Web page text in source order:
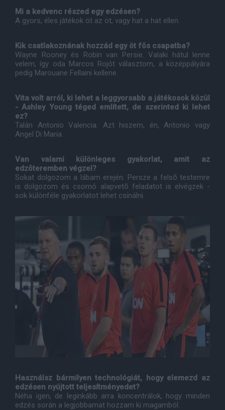
Mi a kedvenc részed egy edzésen?
A gyors, éles játékok öt az öt, vagy hat a hat ellen.
Kik csatlakoznának hozzád egy öt fõs csapatba?
Wayne Rooney és Robin van Persie. Valaki hátul lenne
velem, így oda Marcos Rojót választom, a középpályára
pedig Marouane Fellaini kellene.
Vita volt arról, ki lehet a leggyorsabb a játékosok közül
- Ashley Young téged említett, de szerinted ki lehet
ez?
Talán Antonio Valencia. Azt hiszem, én, Antonio vagy
Angel Di Maria.
Van valami különleges gyakorlat, amit az
edzõteremben végzel?
Sokat dolgozom a lábam erején. Persze a felsõ testemre
is dolgozom és csomó alapvetõ feladatot is elvégzek -
sok különféle gyakorlatot lehet csinálni.
Használsz bármilyen technológiát, hogy elemezd az
edzésen nyújtott teljesítményedet?
Néha igen, de leginkább arra koncentrálok, hogy minden
edzés során a legjobbamat hozzam ki magamból.